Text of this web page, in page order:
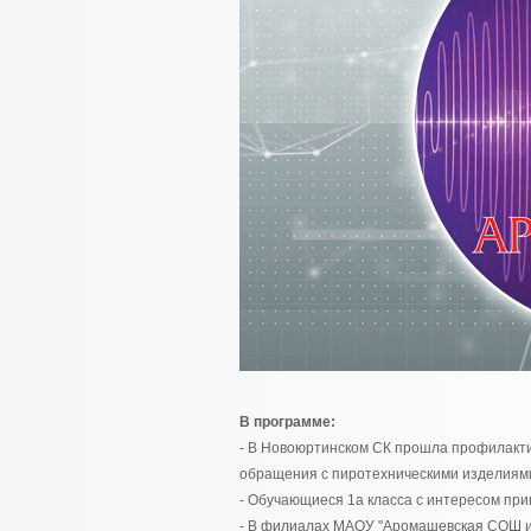
В программе:
- В Новоюртинском СК прошла
обращения с пиротехническими
- Обучающиеся 1а класса с интересом
- В филиалах МАОУ "Аромашевская СОШ